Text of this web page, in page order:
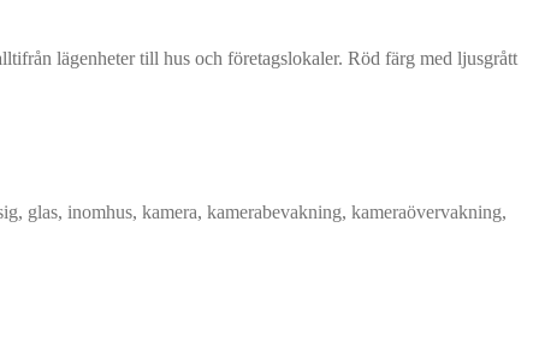
lägenheter till hus och företagslokaler. Röd färg med ljusgrått
, glas, inomhus, kamera, kamerabevakning, kameraövervakning,